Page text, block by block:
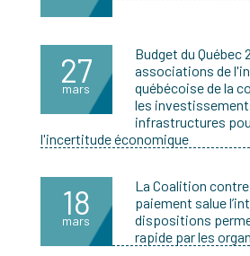
27
mars
Budget du Québec
associations de
québécoise de la
les
infrastructures
l'incertitude économique
18
mars
La Coalition
paiement salue
dispositions
rapide par les